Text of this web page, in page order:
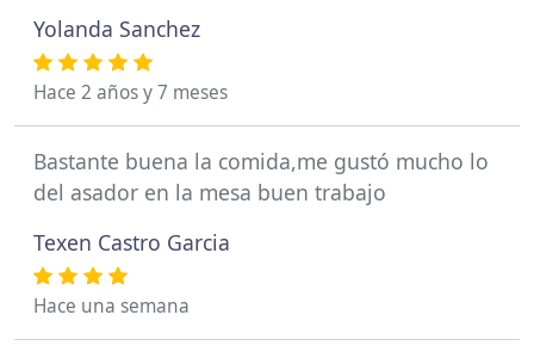
Yolanda Sanchez
Hace 2 años y 7 meses
Bastante buena la comida,me gustó mucho lo
del asador en la mesa buen trabajo
Texen Castro Garcia
Hace una semana